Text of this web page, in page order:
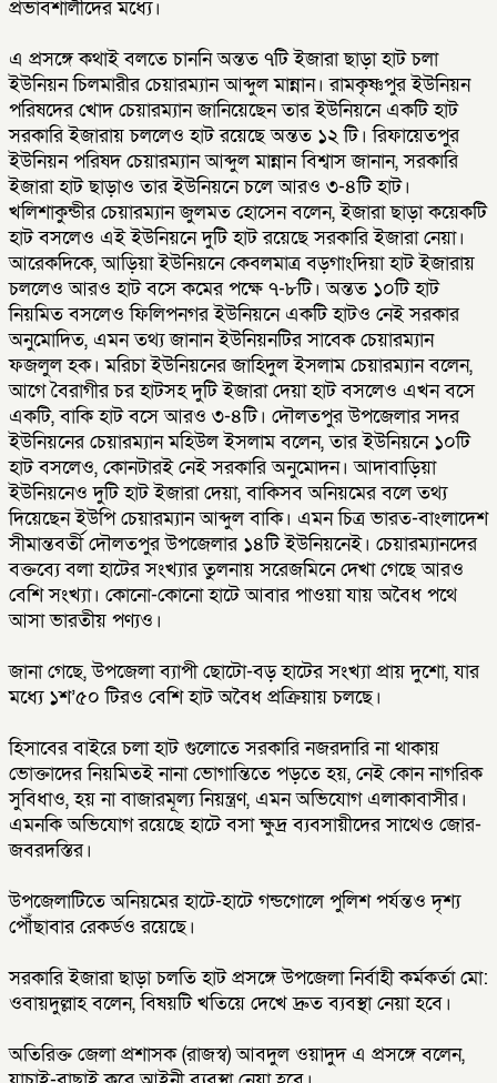
প্রভাবশালীদের মধ্যে।
এ প্রসঙ্গে কথাই বলতে চাননি অন্তত ৭টি ইজারা ছাড়া হাট চলা
ইউনিয়ন চিলমারীর চেয়ারম্যান আব্দুল মান্নান। রামকৃষ্ণপুর ইউনিয়ন
পরিষদের খোদ চেয়ারম্যান জানিয়েছেন তার ইউনিয়নে একটি হাট
সরকারি ইজারায় চললেও হাট রয়েছে অন্তত ১২ টি। রিফায়েতপুর
ইউনিয়ন পরিষদ চেয়ারম্যান আব্দুল মান্নান বিশ্বাস জানান, সরকারি
ইজারা হাট ছাড়াও তার ইউনিয়নে চলে আরও ৩-৪টি হাট।
খলিশাকুন্ডীর চেয়ারম্যান জুলমত হোসেন বলেন, ইজারা ছাড়া কয়েকটি
হাট বসলেও এই ইউনিয়নে দুটি হাট রয়েছে সরকারি ইজারা নেয়া।
আরেকদিকে, আড়িয়া ইউনিয়নে কেবলমাত্র বড়গাংদিয়া হাট ইজারায়
চললেও আরও হাট বসে কমের পক্ষে ৭-৮টি। অন্তত ১০টি হাট
নিয়মিত বসলেও ফিলিপনগর ইউনিয়নে একটি হাটও নেই সরকার
অনুমোদিত, এমন তথ্য জানান ইউনিয়নটির সাবেক চেয়ারম্যান
ফজলুল হক। মরিচা ইউনিয়নের জাহিদুল ইসলাম চেয়ারম্যান বলেন,
আগে বৈরাগীর চর হাটসহ দুটি ইজারা দেয়া হাট বসলেও এখন বসে
একটি, বাকি হাট বসে আরও ৩-৪টি। দৌলতপুর উপজেলার সদর
ইউনিয়নের চেয়ারম্যান মহিউল ইসলাম বলেন, তার ইউনিয়নে ১০টি
হাট বসলেও, কোনটারই নেই সরকারি অনুমোদন। আদাবাড়িয়া
ইউনিয়নেও দুটি হাট ইজারা দেয়া, বাকিসব অনিয়মের বলে তথ্য
দিয়েছেন ইউপি চেয়ারম্যান আব্দুল বাকি। এমন চিত্র ভারত-বাংলাদেশ
সীমান্তবর্তী দৌলতপুর উপজেলার ১৪টি ইউনিয়নেই। চেয়ারম্যানদের
বক্তব্যে বলা হাটের সংখ্যার তুলনায় সরেজমিনে দেখা গেছে আরও
বেশি সংখ্যা। কোনো-কোনো হাটে আবার পাওয়া যায় অবৈধ পথে
আসা ভারতীয় পণ্যও।
জানা গেছে, উপজেলা ব্যাপী ছোটো-বড় হাটের সংখ্যা প্রায় দুশো, যার
মধ্যে ১শ’৫০ টিরও বেশি হাট অবৈধ প্রক্রিয়ায় চলছে।
হিসাবের বাইরে চলা হাট গুলোতে সরকারি নজরদারি না থাকায়
ভোক্তাদের নিয়মিতই নানা ভোগান্তিতে পড়তে হয়, নেই কোন নাগরিক
সুবিধাও, হয় না বাজারমূল্য নিয়ন্ত্রণ, এমন অভিযোগ এলাকাবাসীর।
এমনকি অভিযোগ রয়েছে হাটে বসা ক্ষুদ্র ব্যবসায়ীদের সাথেও জোর-
জবরদস্তির।
উপজেলাটিতে অনিয়মের হাটে-হাটে গন্ডগোলে পুলিশ পর্যন্তও দৃশ্য
পৌঁছাবার রেকর্ডও রয়েছে।
সরকারি ইজারা ছাড়া চলতি হাট প্রসঙ্গে উপজেলা নির্বাহী কর্মকর্তা মো:
ওবায়দুল্লাহ বলেন, বিষয়টি খতিয়ে দেখে দ্রুত ব্যবস্থা নেয়া হবে।
অতিরিক্ত জেলা প্রশাসক (রাজস্ব) আবদুল ওয়াদুদ এ প্রসঙ্গে বলেন,